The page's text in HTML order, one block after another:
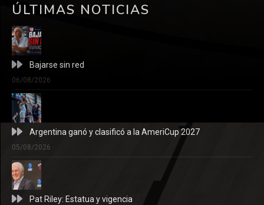
ÚLTIMAS NOTICIAS
Bajarse sin red
06/08/2026
Argentina ganó y clasificó a la AmeriCup 2027
05/08/2026
Pat Riley: Estatua y vigencia